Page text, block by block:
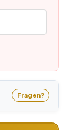
Fragen?